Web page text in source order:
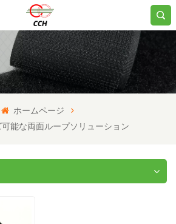
ホームページ
能な両面ループソリューション